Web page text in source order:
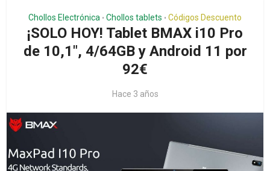
Chollos Electrónica • Chollos tablets • Códigos Descuento
¡SOLO HOY! Tablet BMAX i10 Pro
de 10,1″, 4/64GB y Android 11 por
92€
Hace 3 años